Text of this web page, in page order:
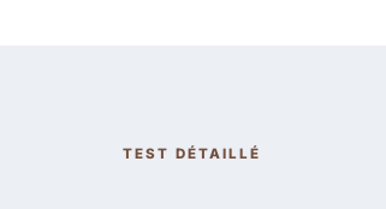
TEST DÉTAILLÉ